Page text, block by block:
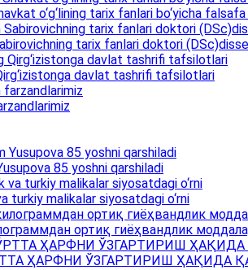
o‘g‘lining tarix fanlari bo‘yicha
tarix fanlari doktori
davlat tashrifi tafsilotlari
85 yoshni qarshiladi
turkiy malikalar siyosatdagi o‘rni
ортиқ гиёҳвандлик
ҲАРФНИ ЎЗГАРТИРИШ ҲАҚИДА